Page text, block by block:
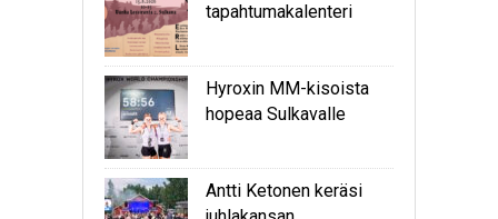
tapahtumakalenteri
Hyroxin MM-kisoista
hopeaa Sulkavalle
Antti Ketonen keräsi